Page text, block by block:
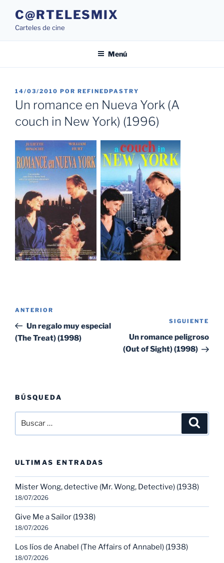
contenido
C@RTELESMIX
Carteles de cine
Menú
PUBLICADO
EL
14/03/2010 POR REFINEDPASTRY
Un romance en Nueva York (A
couch in New York) (1996)
entradas
Entrada
anterior:
ANTERIOR
Un regalo muy especial
(The Treat) (1998)
SIGUIENTE
Un romance peligroso
(Out of Sight) (1998)
BÚSQUEDA
por:
ULTIMAS ENTRADAS
Mister Wong, detective (Mr. Wong, Detective) (1938)
18/07/2026
Give Me a Sailor (1938)
18/07/2026
Los líos de Anabel (The Affairs of Annabel) (1938)
18/07/2026